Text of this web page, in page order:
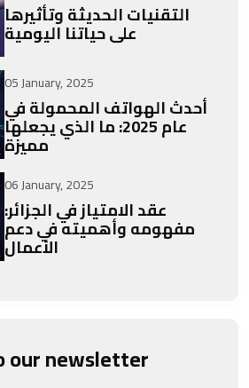
التقنيات الحديثة وتأثيرها
على حياتنا اليومية
05 January, 2025
أحدث الهواتف المحمولة في
عام 2025: ما الذي يجعلها
مميزة
06 January, 2025
عقد الامتياز في الجزائر:
مفهومه وأهميته في دعم
الأعمال
our newsletter